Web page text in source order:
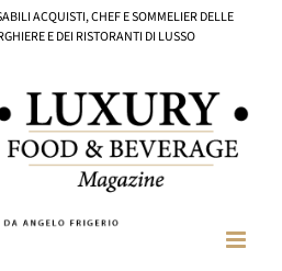
ACQUISTI, CHEF E SOMMELIER DELLE
E DEI RISTORANTI DI LUSSO